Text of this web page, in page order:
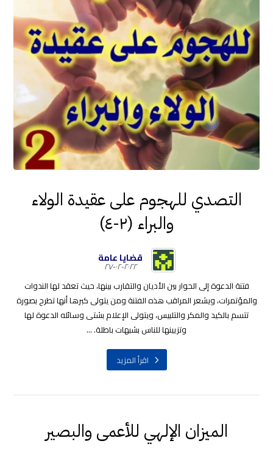
التصدي للهجوم على عقيدة الولاء
والبراء (٢-٤)
قضايا عامة
٢٠٢٢-٠٢-٢٧
فتنة الدعوة إلى الحوار بين الأديان والتقارب بينها، حيث تعقد لها الندوات
والمؤتمرات، ويشعر المراقب هذه الفتنة ومن يتولى كبرها أنها تطرح بصورة
تتسم بالكيد والمكر والتلبيس، ويتولى الإعلام بشتی وسائله الدعوة لها
وتزيينها للناس بشبهات باطلة. ...
اقرأ المزيد
المیزان الإلهي للأعمى والبصير